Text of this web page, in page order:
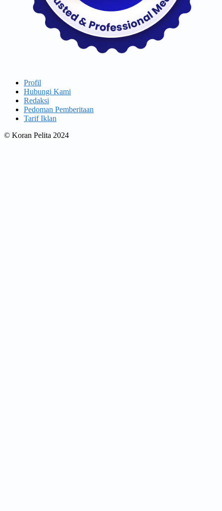
Profil
Hubungi Kami
Redaksi
Pedoman Pemberitaan
Tarif Iklan
© Koran Pelita 2024